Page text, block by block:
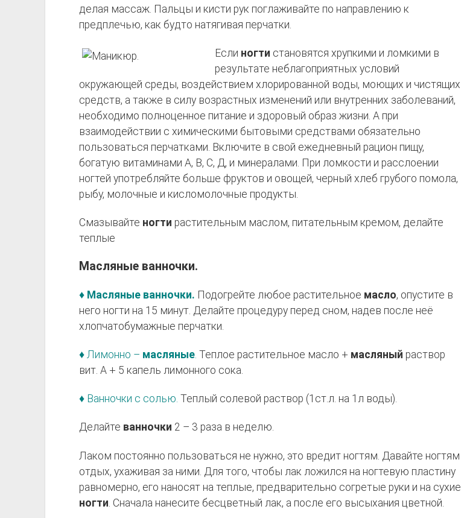
делая массаж. Пальцы и кисти рук поглаживайте по направлению к
предплечью, как будто натягивая перчатки.
Если ногти становятся хрупкими и ломкими в
результате неблагоприятных условий
окружающей среды, воздействием хлорированной воды, моющих и чистящих
средств, а также в силу возрастных изменений или внутренних заболеваний,
необходимо полноценное питание и здоровый образ жизни. А при
взаимодействии с химическими бытовыми средствами обязательно
пользоваться перчатками. Включите в свой ежедневный рацион пищу,
богатую витаминами А, В, С, Д, и минералами. При ломкости и расслоении
ногтей употребляйте больше фруктов и овощей, черный хлеб грубого помола,
рыбу, молочные и кисломолочные продукты.
Смазывайте ногти растительным маслом, питательным кремом, делайте
теплые
Масляные ванночки.
♦ Масляные ванночки. Подогрейте любое растительное масло, опустите в
него ногти на 15 минут. Делайте процедуру перед сном, надев после неё
хлопчатобумажные перчатки.
♦ Лимонно – масляные. Теплое растительное масло + масляный раствор
вит. А + 5 капель лимонного сока.
♦ Ванночки с солью. Теплый солевой раствор (1ст.л. на 1л воды).
Делайте ванночки 2 – 3 раза в неделю.
Лаком постоянно пользоваться не нужно, это вредит ногтям. Давайте ногтям
отдых, ухаживая за ними. Для того, чтобы лак ложился на ногтевую пластину
равномерно, его наносят на теплые, предварительно согретые руки и на сухие
ногти . Сначала нанесите бесцветный лак, а после его высыхания цветной.